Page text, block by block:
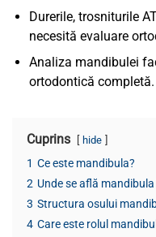
Durerile, trosniturile
necesită evaluare
Analiza mandibulei
ortodontică completă.
Cuprins hide
1 Ce este mandibula?
2 Unde se află
3 Structura osului
4 Care este rolul